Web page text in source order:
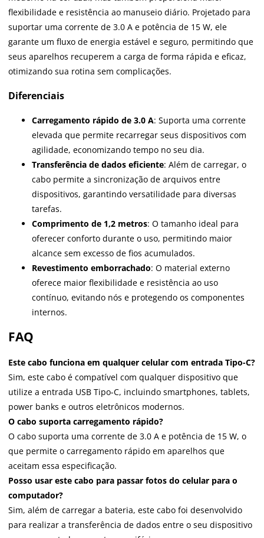
flexibilidade e resistência ao manuseio diário. Projetado para
suportar uma corrente de 3.0 A e potência de 15 W, ele
garante um fluxo de energia estável e seguro, permitindo que
seus aparelhos recuperem a carga de forma rápida e eficaz,
otimizando sua rotina sem complicações.
Diferenciais
Carregamento rápido de 3.0 A: Suporta uma corrente
elevada que permite recarregar seus dispositivos com
agilidade, economizando tempo no seu dia.
Transferência de dados eficiente: Além de carregar, o
cabo permite a sincronização de arquivos entre
dispositivos, garantindo versatilidade para diversas
tarefas.
Comprimento de 1,2 metros: O tamanho ideal para
oferecer conforto durante o uso, permitindo maior
alcance sem excesso de fios acumulados.
Revestimento emborrachado: O material externo
oferece maior flexibilidade e resistência ao uso
contínuo, evitando nós e protegendo os componentes
internos.
FAQ
Este cabo funciona em qualquer celular com entrada Tipo-C?
Sim, este cabo é compatível com qualquer dispositivo que
utilize a entrada USB Tipo-C, incluindo smartphones, tablets,
power banks e outros eletrônicos modernos.
O cabo suporta carregamento rápido?
O cabo suporta uma corrente de 3.0 A e potência de 15 W, o
que permite o carregamento rápido em aparelhos que
aceitam essa especificação.
Posso usar este cabo para passar fotos do celular para o
computador?
Sim, além de carregar a bateria, este cabo foi desenvolvido
para realizar a transferência de dados entre o seu dispositivo